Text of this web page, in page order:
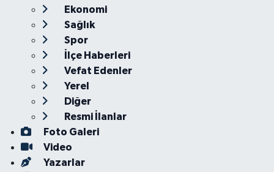
Ekonomi
Sağlık
Spor
İlçe Haberleri
Vefat Edenler
Yerel
Diğer
Resmi İlanlar
Foto Galeri
Video
Yazarlar